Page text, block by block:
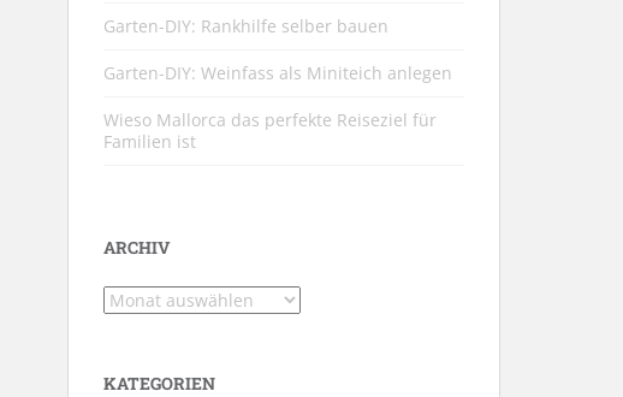
Garten-DIY: Rankhilfe selber bauen
Garten-DIY: Weinfass als Miniteich anlegen
Wieso Mallorca das perfekte Reiseziel für
Familien ist
ARCHIV
Archiv
KATEGORIEN